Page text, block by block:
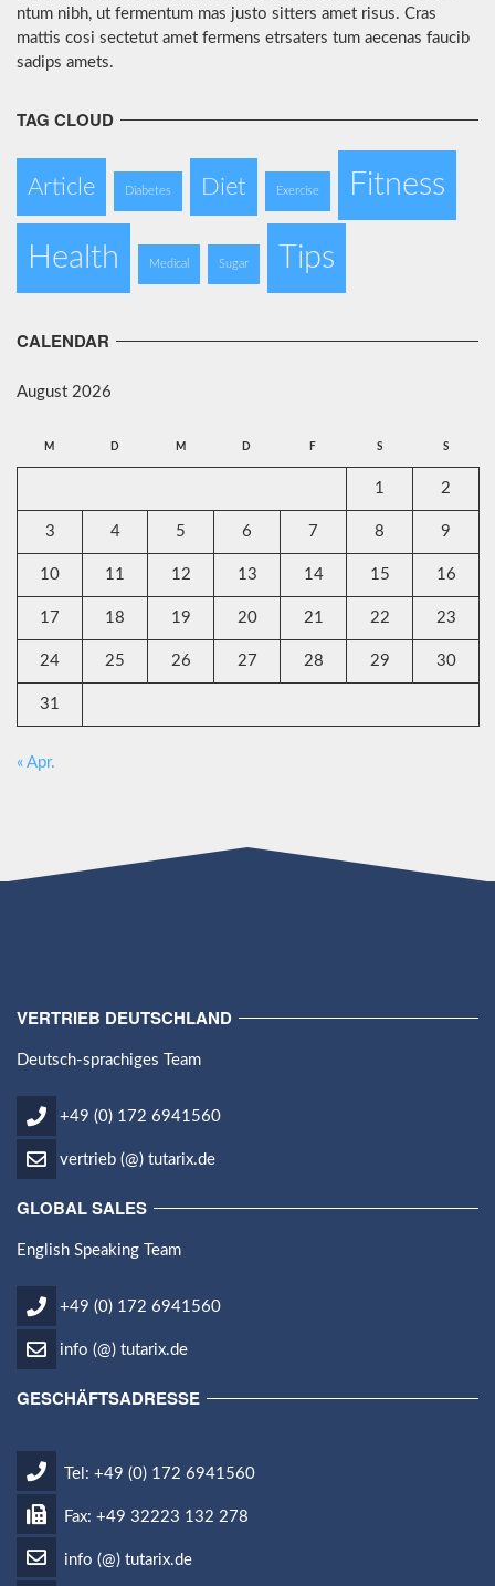
ntum nibh, ut fermentum mas justo sitters amet risus. Cras
mattis cosi sectetut amet fermens etrsaters tum aecenas faucib
sadips amets.
TAG CLOUD
Article Diabetes Diet Exercise Fitness
Health Medical Sugar Tips
CALENDAR
August 2026
M D M D F S S
1 2
3 4 5 6 7 8 9
10 11 12 13 14 15 16
17 18 19 20 21 22 23
24 25 26 27 28 29 30
31
« Apr.
VERTRIEB DEUTSCHLAND
Deutsch-sprachiges Team
+49 (0) 172 6941560
vertrieb (@) tutarix.de
GLOBAL SALES
English Speaking Team
+49 (0) 172 6941560
info (@) tutarix.de
GESCHÄFTSADRESSE
Tel: +49 (0) 172 6941560
Fax: +49 32223 132 278
info (@) tutarix.de